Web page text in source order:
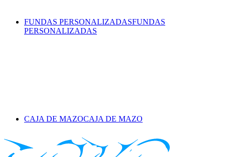
FUNDAS PERSONALIZADASFUNDAS
PERSONALIZADAS
CAJA DE MAZOCAJA DE MAZO